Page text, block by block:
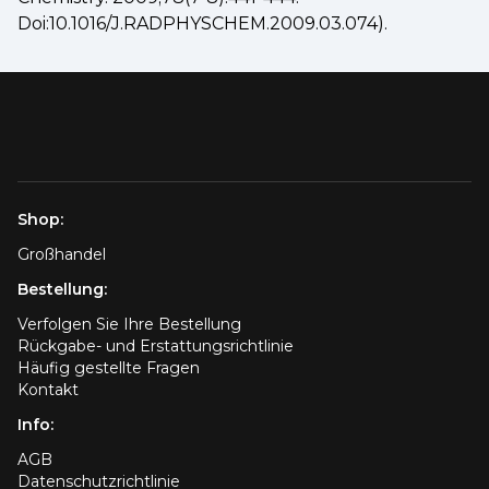
Doi:10.1016/J.RADPHYSCHEM.2009.03.074).
Shop:
Großhandel
Bestellung:
Verfolgen Sie Ihre Bestellung
Rückgabe- und Erstattungsrichtlinie
Häufig gestellte Fragen
Kontakt
Info:
AGB
Datenschutzrichtlinie